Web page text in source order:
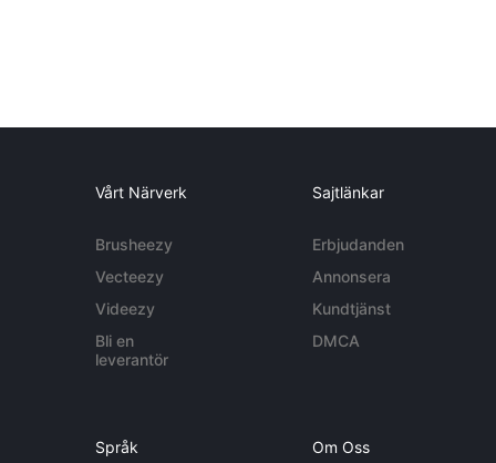
Vårt Närverk
Brusheezy
Vecteezy
Videezy
Bli en
leverantör
Sajtlänkar
Erbjudanden
Annonsera
Kundtjänst
DMCA
Språk Om Oss